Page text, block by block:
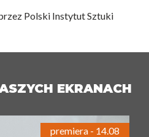
Polski Instytut Sztuki
EKRANACH
premiera - 14.08